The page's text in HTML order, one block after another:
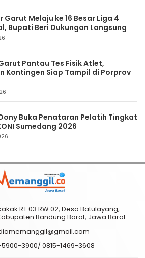
Garut Melaju ke 16 Besar Liga 4
Bupati Beri Dukungan Langsung
Pantau Tes Fisik Atlet,
Kontingen Siap Tampil di Porprov
Buka Penataran Pelatih Tingkat
Sumedang 2026
RT 03 RW 02, Desa Batulayang,
Bandung Barat, Jawa Barat
3900/ 0815-1469-3608